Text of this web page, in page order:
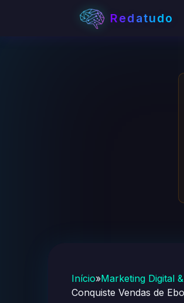
Redatudo
Início»Marketing Digital
Conquiste Vendas de